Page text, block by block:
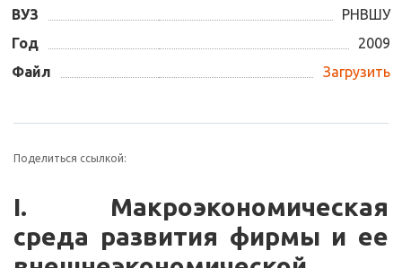
ВУЗ
РНВШУ
Год
2009
Файл
Загрузить
Поделиться ссылкой:
I. Макроэкономическая
среда развития фирмы и ее